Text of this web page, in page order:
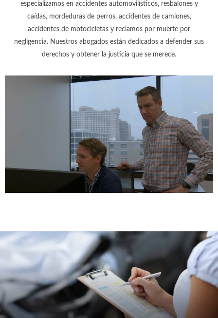
especializamos en accidentes automovilísticos, resbalones y
caídas, mordeduras de perros, accidentes de camiones,
accidentes de motocicletas y reclamos por muerte por
negligencia. Nuestros abogados están dedicados a defender sus
derechos y obtener la justicia que se merece.